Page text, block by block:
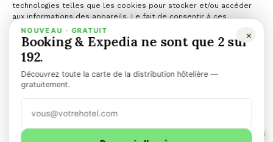
technologies telles que les cookies pour stocker et/ou accéder
aux informations des appareils. Le fait de consentir à ces
technologies nous permettra de traiter des données telles que le
comportement de navigation ou les ID uniques sur ce site. Le fait
de ne pas consentir ou de retirer son consentement peut avoir un
effet négatif sur certaines caractéristiques et fonctions.
Gérer les services
Accepter
presse
TOP NEWS
×
NOUVEAU · GRATUIT
Booking & Expedia ne sont que 2 sur
192.
Découvrez toute la carte de la distribution hôtelière —
gratuitement.